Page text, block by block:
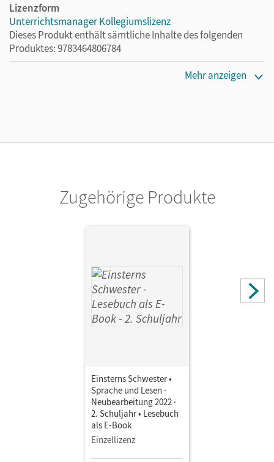
Lizenzform
Unterrichtsmanager Kollegiumslizenz
Dieses Produkt enthält sämtliche Inhalte des folgenden
Produktes: 9783464806784
Unterrichtsmanagers solange das Lehrwerk erhältlich ist.
Mehr anzeigen
Zugehörige Produkte
Einsterns Schwester •
Sprache und Lesen -
Neubearbeitung 2022 ·
2. Schuljahr • Lesebuch
als E-Book
Einzellizenz